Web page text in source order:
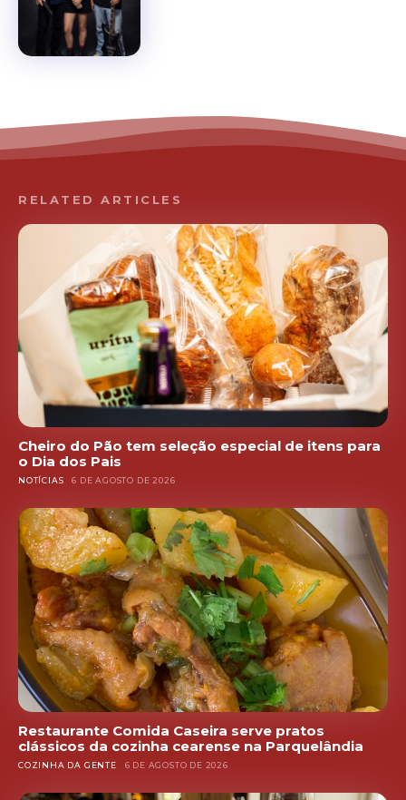
RELATED ARTICLES
Cheiro do Pão tem seleção especial de itens para
o Dia dos Pais
NOTÍCIAS 6 DE AGOSTO DE 2026
Restaurante Comida Caseira serve pratos
clássicos da cozinha cearense na Parquelândia
COZINHA DA GENTE 6 DE AGOSTO DE 2026